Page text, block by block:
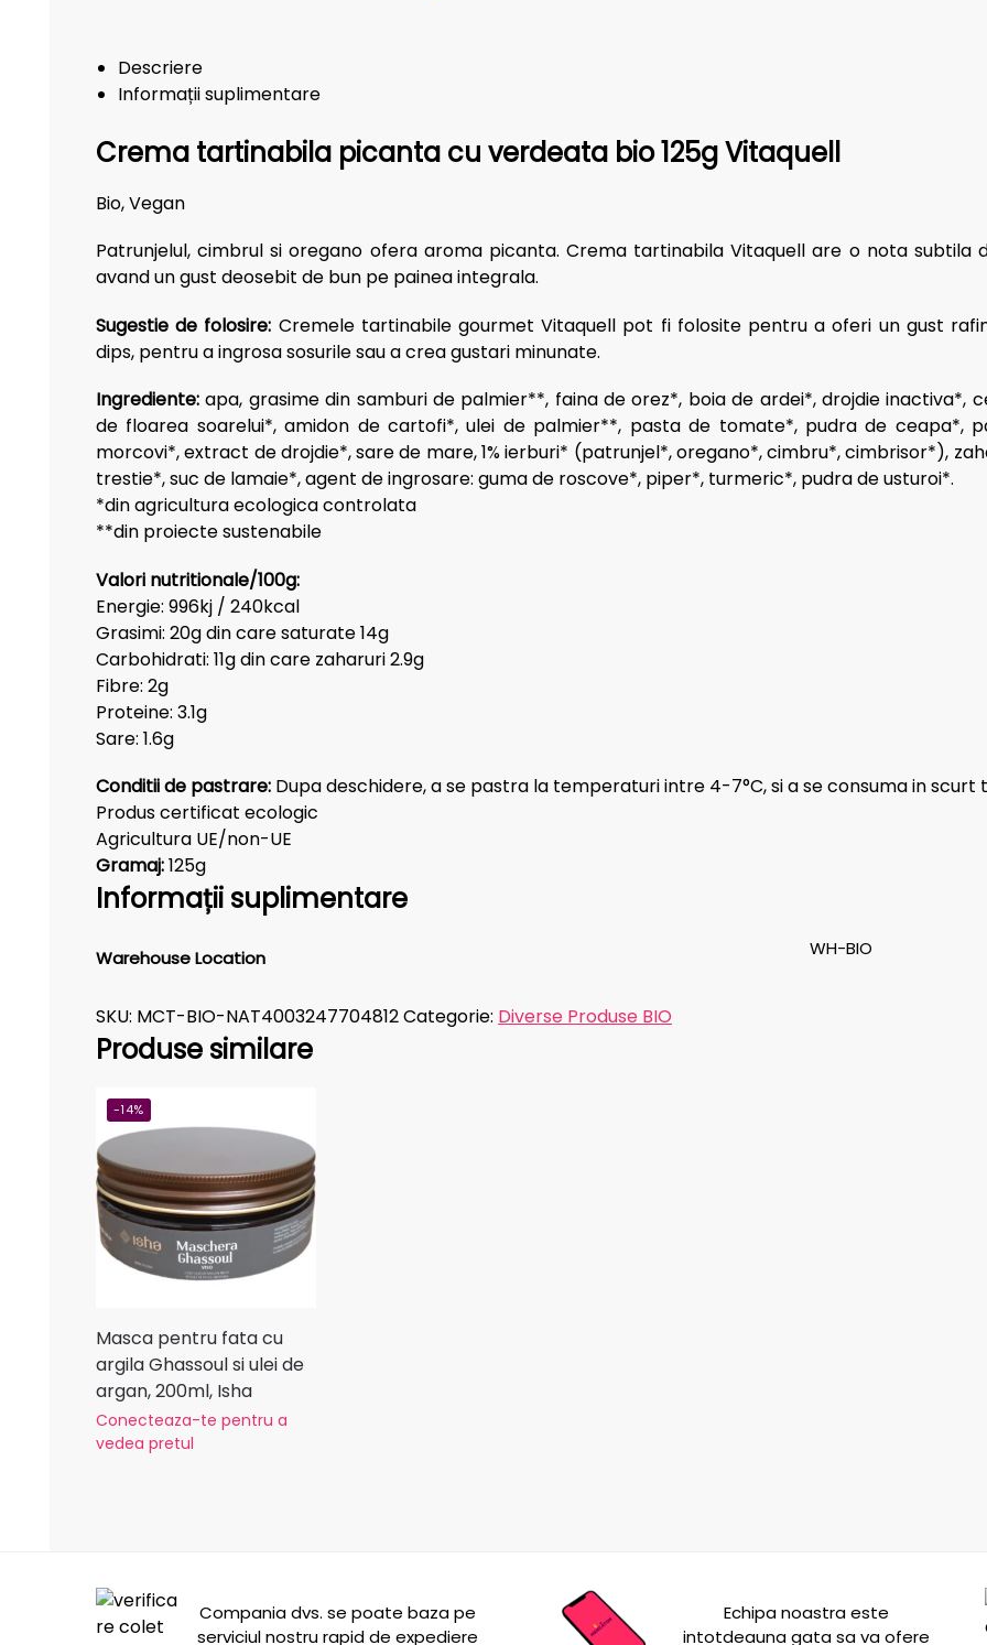
Descriere
Informații suplimentare
Crema tartinabila picanta cu verdeata bio 125g Vitaquell
Bio, Vegan
Patrunjelul, cimbrul si oregano ofera aroma picanta. Crema tartinabila Vitaquell are o nota subtila
avand un gust deosebit de bun pe painea integrala.
Sugestie de folosire: Cremele tartinabile gourmet Vitaquell pot fi folosite pentru a oferi un gust
dips, pentru a ingrosa sosurile sau a crea gustari minunate.
Ingrediente:apa, grasime din samburi de palmier**, faina de orez*, boia de ardei*, drojdie inactiva*,
de floarea soarelui*, amidon de cartofi*, ulei de palmier**, pasta de tomate*, pudra de ceapa*,
morcovi*, extract de drojdie*, sare de mare, 1% ierburi* (patrunjel*, oregano*, cimbru*, cimbrisor*),
trestie*, suc de lamaie*, agent de ingrosare: guma de roscove*, piper*, turmeric*, pudra de usturoi*.
*din agricultura ecologica controlata
**din proiecte sustenabile
Valori nutritionale/100g:
Energie: 996kj / 240kcal
Grasimi: 20g din care saturate 14g
Carbohidrati: 11g din care zaharuri 2.9g
Fibre: 2g
Proteine: 3.1g
Sare: 1.6g
Conditii de pastrare: Dupa deschidere, a se pastra la temperaturi intre 4-7°C, si a se consuma in scurt
Produs certificat ecologic
Agricultura UE/non-UE
Gramaj:125g
Informații suplimentare
Warehouse Location WH-BIO
SKU: MCT-BIO-NAT4003247704812Categorie: Diverse Produse BIO
Produse similare
-14%
Masca pentru fata cu
argila Ghassoul si ulei de
argan, 200ml, Isha
Conecteaza-te pentru a
vedea pretul
Compania dvs. se poate baza pe
serviciul nostru rapid de expediere
Echipa noastra este
intotdeauna gata sa va ofere